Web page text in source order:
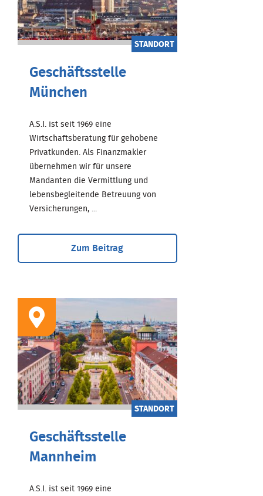
STANDORT
Geschäftsstelle
München
A.S.I. ist seit 1969 eine
Wirtschaftsberatung für gehobene
Privatkunden. Als Finanzmakler
übernehmen wir für unsere
Mandanten die Vermittlung und
lebensbegleitende Betreuung von
Versicherungen, ...
Zum Beitrag
STANDORT
Geschäftsstelle
Mannheim
A.S.I. ist seit 1969 eine